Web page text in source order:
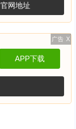
官网地址
广告 X
APP下载